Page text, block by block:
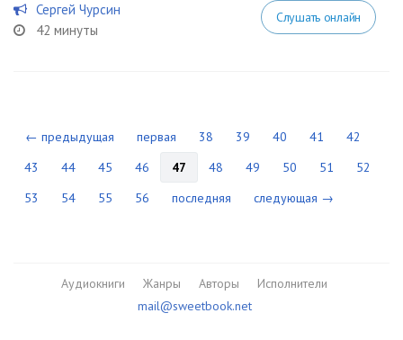
Сергей Чурсин
42 минуты
Слушать онлайн
← предыдущая первая 38 39 40 41
42
43
44 45 46 47 48 49 50 51
52
53
54 55 56 последняя следующая →
Аудиокниги Жанры Авторы
Исполнители
mail@sweetbook.net